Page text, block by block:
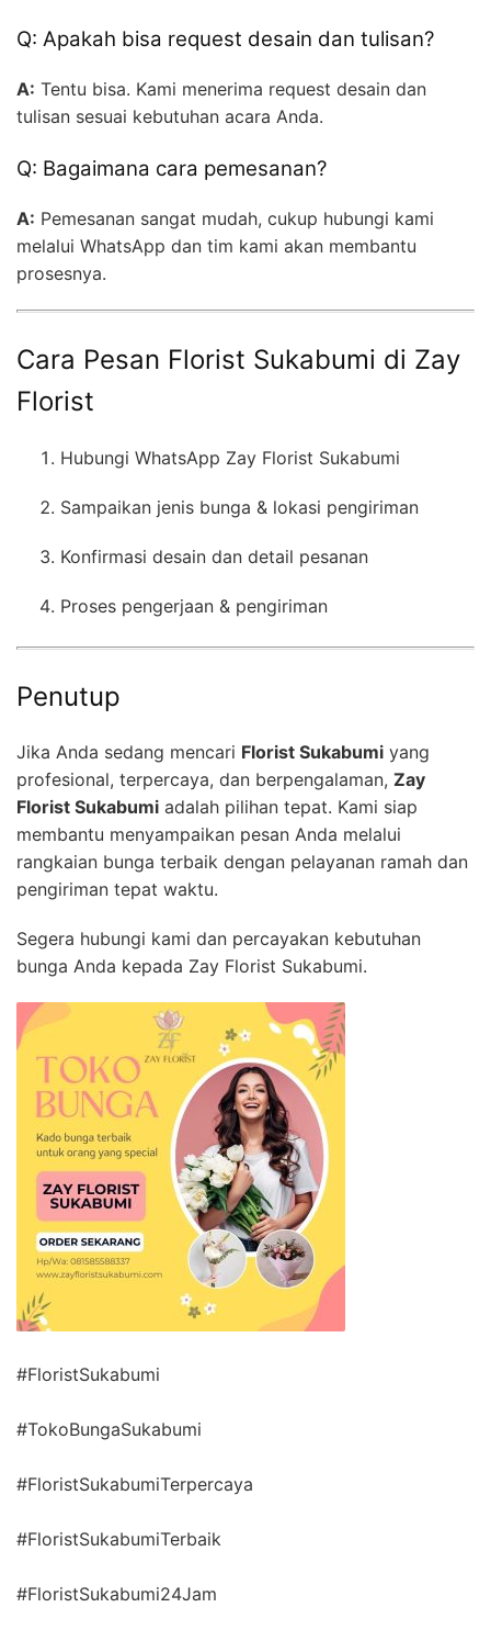
Q: Apakah bisa request desain dan tulisan?
A: Tentu bisa. Kami menerima request desain dan
tulisan sesuai kebutuhan acara Anda.
Q: Bagaimana cara pemesanan?
A: Pemesanan sangat mudah, cukup hubungi kami
melalui WhatsApp dan tim kami akan membantu
prosesnya.
Cara Pesan Florist Sukabumi di Zay
Florist
Hubungi WhatsApp Zay Florist Sukabumi
Sampaikan jenis bunga & lokasi pengiriman
Konfirmasi desain dan detail pesanan
Proses pengerjaan & pengiriman
Penutup
Jika Anda sedang mencari Florist Sukabumi yang
profesional, terpercaya, dan berpengalaman, Zay
Florist Sukabumi adalah pilihan tepat. Kami siap
membantu menyampaikan pesan Anda melalui
rangkaian bunga terbaik dengan pelayanan ramah dan
pengiriman tepat waktu.
Segera hubungi kami dan percayakan kebutuhan
bunga Anda kepada Zay Florist Sukabumi.
#FloristSukabumi
#TokoBungaSukabumi
#FloristSukabumiTerpercaya
#FloristSukabumiTerbaik
#FloristSukabumi24Jam